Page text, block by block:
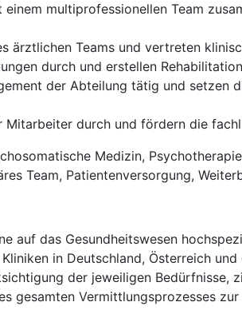
einem multiprofessionellen Team
ärztlichen Teams und vertreten
durch und erstellen
der Abteilung tätig und setzen
Mitarbeiter durch und fördern die
Medizin,
Team, Patientenversorgung,
auf das Gesundheitswesen
in Deutschland, Österreich
der jeweiligen Bedürfnisse,
gesamten Vermittlungsprozesses